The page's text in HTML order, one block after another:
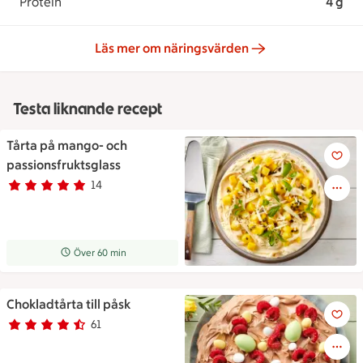
Läs mer om näringsvärden
Testa liknande recept
Tårta på mango- och
passionsfruktsglass
Betyg 4.9 av 5. 14
14 personer har röstat
Receptet tar Över 60 min att tillaga
Över 60 min
Tårta på mango- och
Chokladtårta till påsk
Betyg 4.3 av 5. 61
61 personer har röstat
Chokladtårta till påsk